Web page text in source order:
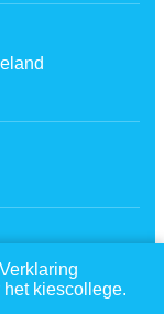
kiescollege.